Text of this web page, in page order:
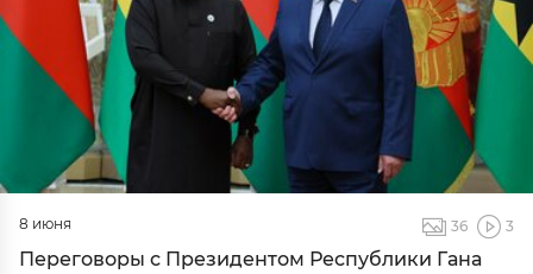
8 июня 36 3
Переговоры с Президентом Республики Гана